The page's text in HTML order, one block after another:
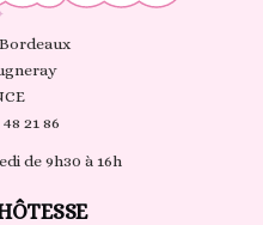
21 86
de 9h30 à 16h